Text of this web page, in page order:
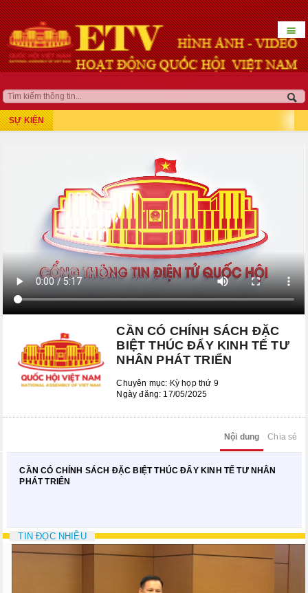
QUỐC HỘI KHÓA XV
Kỳ họp thứ 8
Kỳ họp thứ 10
Kỳ họp thứ 9
Kỳ họp bất thường lần thứ 9
Kỳ họp thứ 6
Kỳ họp thứ 5
KỲ HỌP BẤT THƯỜNG LẦN THỨ 2
Phiên họp thứ 35
Phiên họp thứ 39
☰
SỰ KIỆN
CẦN CÓ CHÍNH SÁCH ĐẶC
BIỆT THÚC ĐẨY KINH TẾ TƯ
NHÂN PHÁT TRIỂN
Chuyên mục: Kỳ họp thứ 9
Ngày đăng: 17/05/2025
Chia sẻ
Nội dung
CẦN CÓ CHÍNH SÁCH ĐẶC BIỆT THÚC ĐẨY KINH TẾ TƯ NHÂN
PHÁT TRIỂN
TIN ĐỌC NHIỀU